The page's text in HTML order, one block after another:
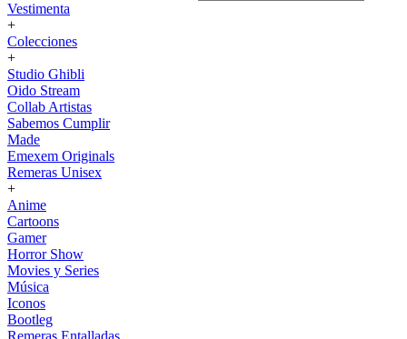
Vestimenta
+
Colecciones
+
Studio Ghibli
Oido Stream
Collab Artistas
Sabemos Cumplir
Made
Emexem Originals
Remeras Unisex
+
Anime
Cartoons
Gamer
Horror Show
Movies y Series
Música
Iconos
Bootleg
Remeras Entalladas